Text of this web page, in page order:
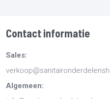
Contact informatie
Sales:
Algemeen: